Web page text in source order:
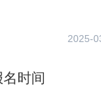
2025-
时间